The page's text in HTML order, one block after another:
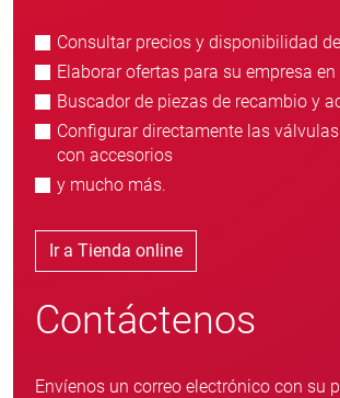
Consultar precios y disponibilidad
Elaborar ofertas para su empresa
Buscador de piezas de recambio y
Configurar directamente las
con accesorios
y mucho más.
Ir a Tienda online
Contáctenos
Envíenos un correo electrónico con su